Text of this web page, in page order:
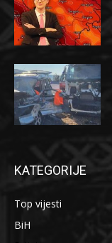
KATEGORIJE
Top vijesti
BiH